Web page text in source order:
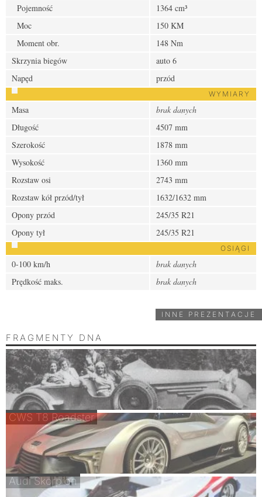
Pojemność
1364 cm³
Moc
150 KM
Moment obr.
148 Nm
Skrzynia biegów
auto 6
Napęd
przód
WYMIARY
Masa
brak danych
Długość
4507 mm
Szerokość
1878 mm
Wysokość
1360 mm
Rozstaw osi
2743 mm
Rozstaw kół przód/tył
1632/1632 mm
Opony przód
245/35 R21
Opony tył
245/35 R21
OSIĄGI
0-100 km/h
brak danych
Prędkość maks.
brak danych
INNE PREZENTACJE
FRAGMENTY DNA
CWS T8 Roadster
Audi Skorpion